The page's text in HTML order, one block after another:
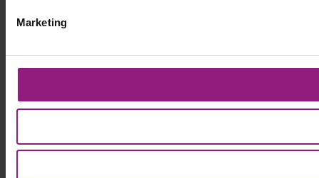
Marketing